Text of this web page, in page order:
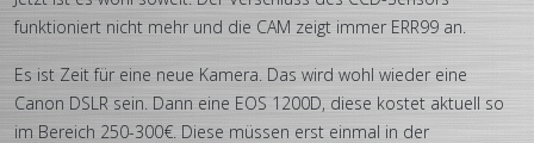
funktioniert nicht mehr und die CAM zeigt immer ERR99 an.
Es ist Zeit für eine neue Kamera. Das wird wohl wieder eine
Canon DSLR sein. Dann eine EOS 1200D, diese kostet aktuell so
im Bereich 250-300€. Diese müssen erst einmal in der